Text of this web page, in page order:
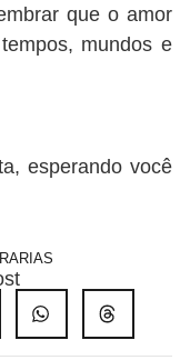
que o amor
mundos e
esperando você